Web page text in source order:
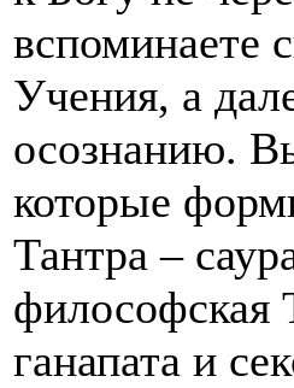
вспоминаете
Учения, а
осознанию.
которые
Тантра –
философская
ганапата и